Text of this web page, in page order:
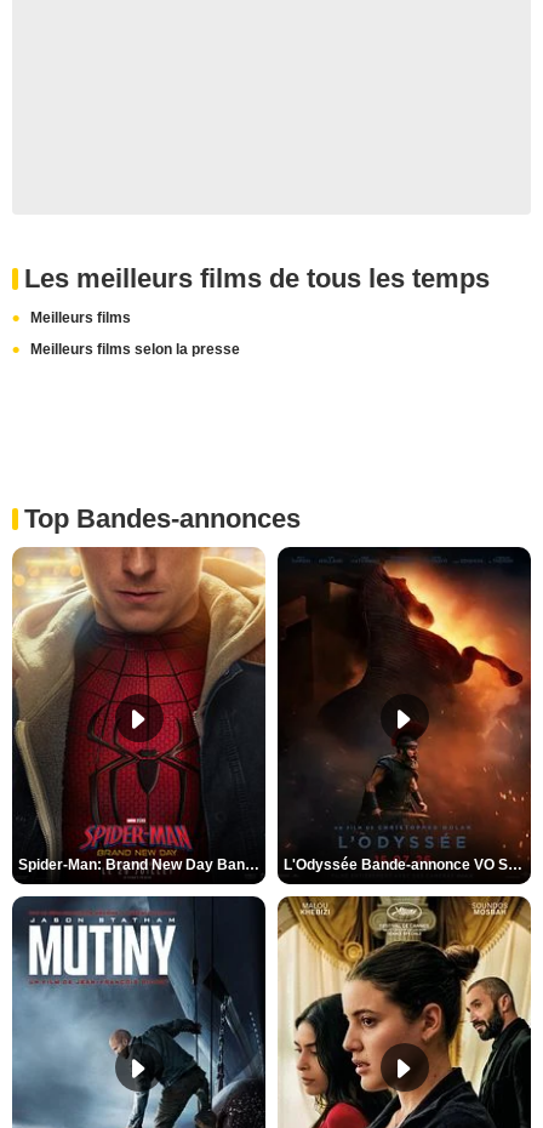
Les meilleurs films de tous les temps
Meilleurs films
Meilleurs films selon la presse
Top Bandes-annonces
Spider-Man: Brand New Day Bande-annonce VO STFR L'Odyssée Bande-annonce VO STFR